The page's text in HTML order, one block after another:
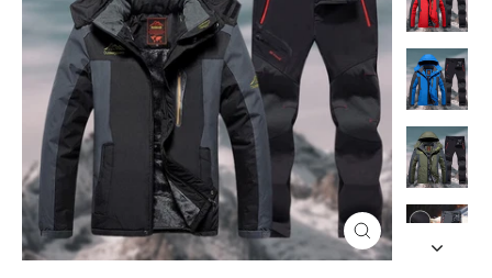
Fermer
(Esc)